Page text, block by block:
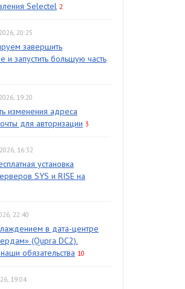
Selectel 2
20:25
завершить
и запустить большую часть
19:20
изменения адреса
для авторизации 3
16:32
установка
SYS и RISE на
22:40
в дата-центре
(Qupra DC2).
обязательства 10
19:04